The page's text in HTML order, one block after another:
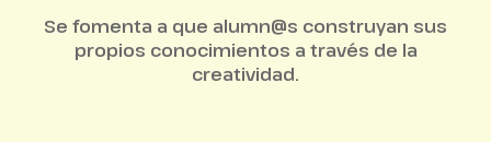
Se fomenta a que alumn@s construyan sus
propios conocimientos a través de la
creatividad.